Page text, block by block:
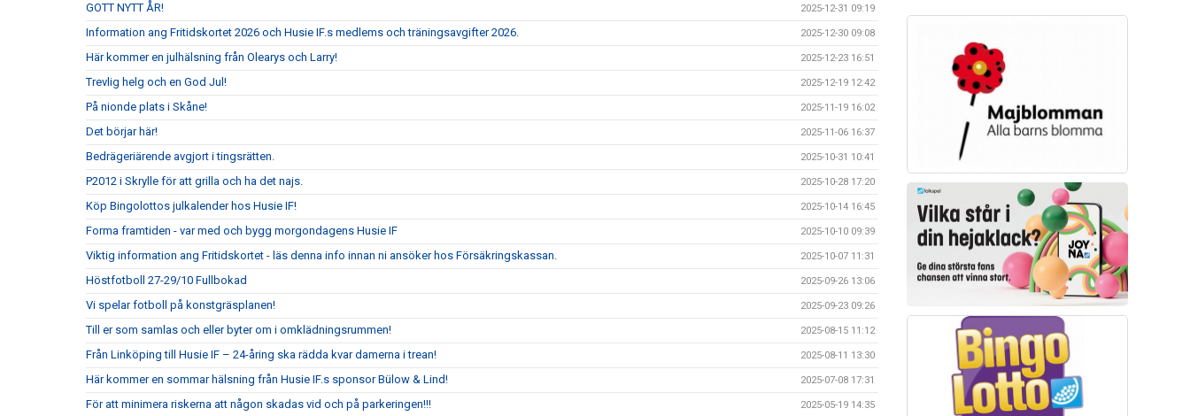
GOTT NYTT ÅR! 2025-12-31 09:19
Information ang Fritidskortet 2026 och Husie IF.s medlems och träningsavgifter 2026. 2025-12-30 09:08
Här kommer en julhälsning från Olearys och Larry! 2025-12-23 16:51
Trevlig helg och en God Jul! 2025-12-19 12:42
På nionde plats i Skåne! 2025-11-19 16:02
Det börjar här! 2025-11-06 16:37
Bedrägeriärende avgjort i tingsrätten. 2025-10-31 10:41
P2012 i Skrylle för att grilla och ha det najs. 2025-10-28 17:20
Köp Bingolottos julkalender hos Husie IF! 2025-10-14 16:45
Forma framtiden - var med och bygg morgondagens Husie IF 2025-10-10 09:39
Viktig information ang Fritidskortet - läs denna info innan ni ansöker hos Försäkringskassan. 2025-10-07 11:31
Höstfotboll 27-29/10 Fullbokad 2025-09-26 13:06
Vi spelar fotboll på konstgräsplanen! 2025-09-23 09:26
Till er som samlas och eller byter om i omklädningsrummen! 2025-08-15 11:12
Från Linköping till Husie IF – 24-åring ska rädda kvar damerna i trean! 2025-08-11 13:30
Här kommer en sommar hälsning från Husie IF.s sponsor Bülow & Lind! 2025-07-08 17:31
För att minimera riskerna att någon skadas vid och på parkeringen!!! 2025-05-19 14:35